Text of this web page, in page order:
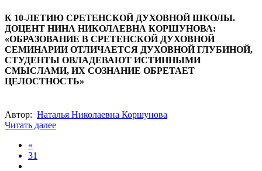
К 10-ЛЕТИЮ СРЕТЕНСКОЙ ДУХОВНОЙ ШКОЛЫ.
ДОЦЕНТ НИНА НИКОЛАЕВНА КОРШУНОВА:
«ОБРАЗОВАНИЕ В СРЕТЕНСКОЙ ДУХОВНОЙ
СЕМИНАРИИ ОТЛИЧАЕТСЯ ДУХОВНОЙ ГЛУБИНОЙ,
СТУДЕНТЫ ОВЛАДЕВАЮТ ИСТИННЫМИ
СМЫСЛАМИ, ИХ СОЗНАНИЕ ОБРЕТАЕТ
ЦЕЛОСТНОСТЬ»
Автор: Наталья Николаевна Коршунова
Читать далее
«
31